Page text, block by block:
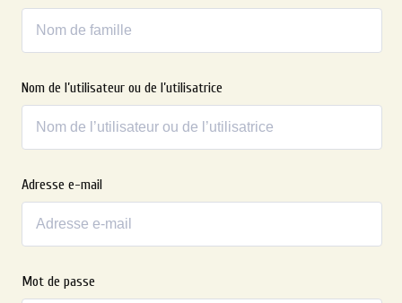
Nom de l’utilisateur ou de l’utilisatrice
Adresse e-mail
Mot de passe